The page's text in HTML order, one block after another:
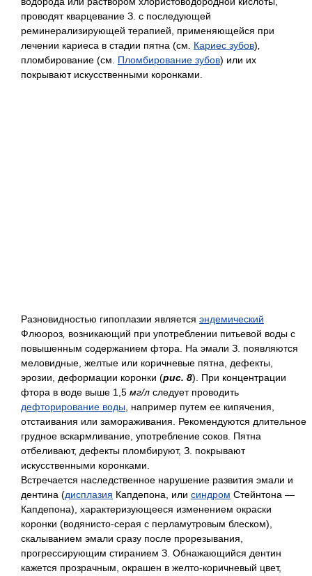
проводят кварцевание З. с последующей
реминерализирующей терапией, применяющейся при
лечении кариеса в стадии пятна (см. Кариес зубов),
пломбирование (см. Пломбирование зубов) или их
покрывают искусственными коронками.
Разновидностью гипоплазии является эндемический
Флюороз, возникающий при употреблении питьевой воды с
повышенным содержанием фтора. На эмали З. появляются
меловидные, желтые или коричневые пятна, дефекты,
эрозии, деформации коронки (рис. 8). При концентрации
фтора в воде выше 1,5 мг/л следует проводить
дефторирование воды, например путем ее кипячения,
отстаивания или замораживания. Рекомендуются длительное
грудное вскармливание, употребление соков. Пятна
отбеливают, дефекты пломбируют, З. покрывают
искусственными коронками.
Встречается наследственное нарушение развития эмали и
дентина (дисплазия Капдепона, или синдром Стейнтона —
Капдепона), характеризующееся изменением окраски
коронки (водянисто-серая с перламутровым блеском),
скалыванием эмали сразу после прорезывания,
прогрессирующим стиранием З. Обнажающийся дентин
кажется прозрачным, окрашен в желто-коричневый цвет,